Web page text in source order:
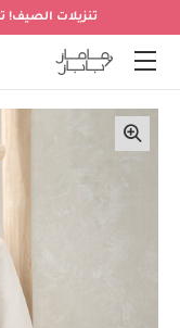
تنزيلات الصيف!